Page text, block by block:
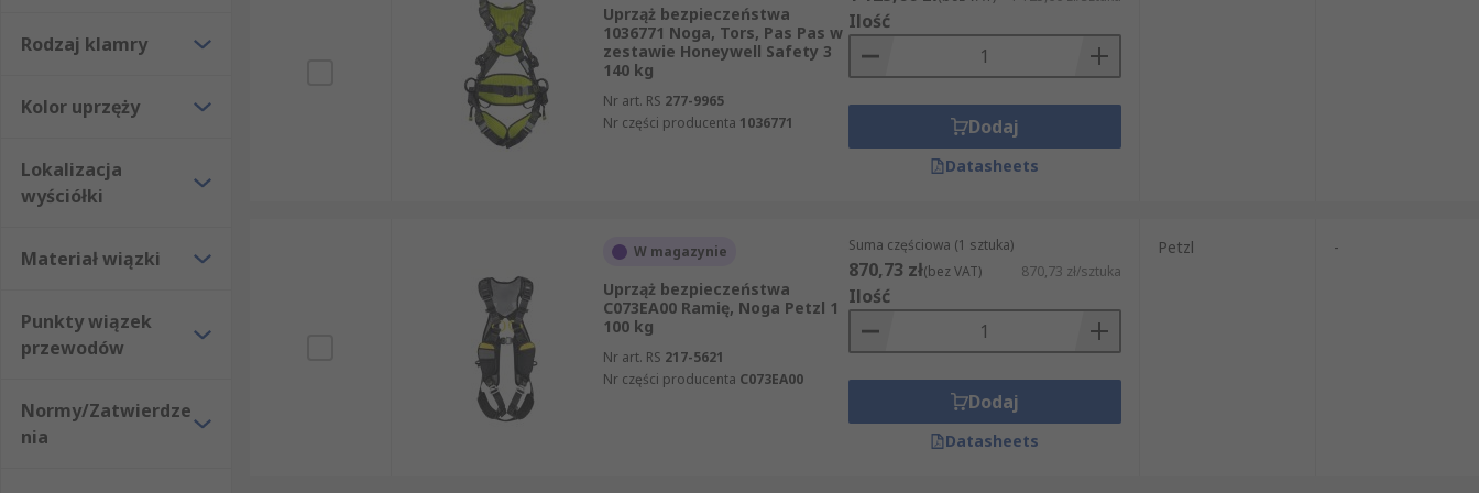
Rodzaj klamry
Kolor uprzęży
Lokalizacja
wyściółki
Materiał wiązki
Punkty wiązek
przewodów
Normy/Zatwierdze
nia
Uprząż bezpieczeństwa
1036771 Noga, Tors, Pas Pas w
zestawie Honeywell Safety 3
140 kg
Nr art. RS 277-9965
Nr części producenta 1036771
Ilość
Dodaj
Datasheets
W magazynie
Uprząż bezpieczeństwa
C073EA00 Ramię, Noga Petzl 1
100 kg
Nr art. RS 217-5621
Nr części producenta C073EA00
Suma częściowa (1 sztuka)
870,73 zł(bez VAT) 870,73 zł/sztuka
Ilość
Dodaj
Datasheets
Petzl -